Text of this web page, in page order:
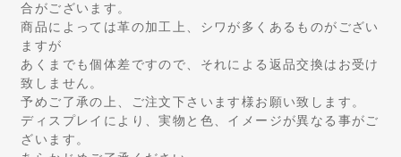
合がございます。
商品によっては革の加工上、シワが多くあるものがござい
ますが
あくまでも個体差ですので、それによる返品交換はお受け
致しません。
予めご了承の上、ご注文下さいます様お願い致します。
ディスプレイにより、実物と色、イメージが異なる事がご
ざいます。